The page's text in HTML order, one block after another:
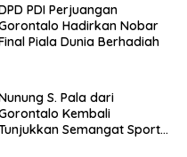
PDI Perjuangan
Hadirkan Nobar
Piala Dunia Berhadiah
S. Pala dari
Kembali
Semangat Sport